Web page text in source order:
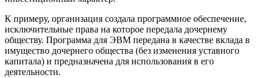
К примеру, организация создала программное обеспечение,
исключительные права на которое передала дочернему
обществу. Программа для ЭВМ передана в качестве вклада в
имущество дочернего общества (без изменения уставного
капитала) и предназначена для использования в его
деятельности.